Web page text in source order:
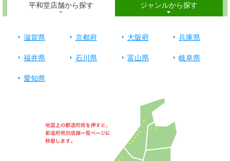
平和堂店舗から探す ジャンルから探す
滋賀県 京都府 大阪府
兵庫県
福井県
石川県 富山県
岐阜県
愛知県